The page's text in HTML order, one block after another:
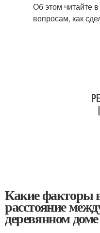
Об этом читайте
вопросам, как
Какие факторы
расстояние
деревянном доме